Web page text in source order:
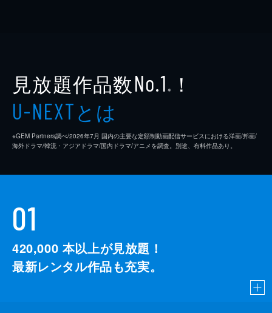
見放題作品数No.1 ※ ！
U-NEXTとは
※GEM Partners調べ/2026年7⽉ 国内の主要な定額制動画配信サービスにおける洋画/邦画/
海外ドラマ/韓流・アジアドラマ/国内ドラマ/アニメを調査。別途、有料作品あり。
01
420,000 本以上が見放題！
最新レンタル作品も充実。